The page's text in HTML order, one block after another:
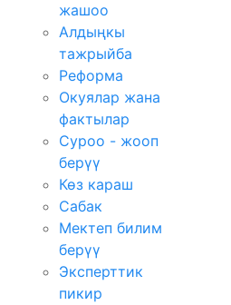
жашоо
Алдыңкы
тажрыйба
Реформа
Окуялар жана
фактылар
Суроо - жооп
берүү
Көз караш
Сабак
Мектеп билим
берүү
Эксперттик
пикир